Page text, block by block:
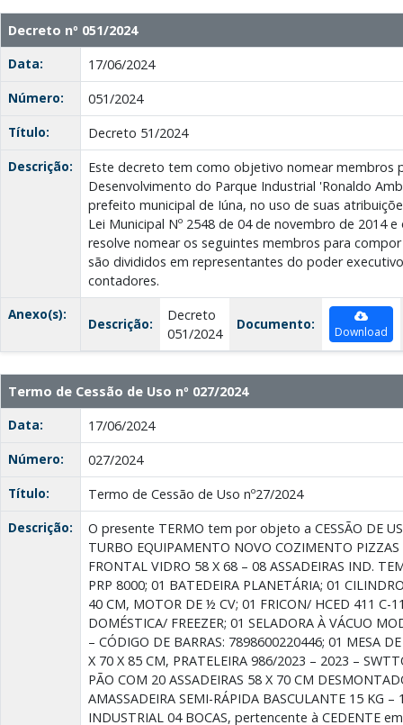
Decreto nº 051/2024
Data:
17/06/2024
Número:
051/2024
Título:
Decreto 51/2024
Descrição:
Este decreto tem como objetivo nomear membros
Desenvolvimento do Parque Industrial 'Ronaldo
prefeito municipal de Iúna, no uso de suas
Lei Municipal Nº 2548 de 04 de novembro de 2014
resolve nomear os seguintes membros para
são divididos em representantes do poder
contadores.
Anexo(s):
Descrição:
Decreto
051/2024
Documento: Download
Termo de Cessão de Uso nº 027/2024
Data:
17/06/2024
Número:
027/2024
Título:
Termo de Cessão de Uso nº27/2024
Descrição:
O presente TERMO tem por objeto a CESSÃO DE
TURBO EQUIPAMENTO NOVO COZIMENTO
FRONTAL VIDRO 58 X 68 – 08 ASSADEIRAS IND.
PRP 8000; 01 BATEDEIRA PLANETÁRIA; 01
40 CM, MOTOR DE ½ CV; 01 FRICON/ HCED 411 C-
DOMÉSTICA/ FREEZER; 01 SELADORA À VÁCUO
– CÓDIGO DE BARRAS: 7898600220446; 01 MESA
X 70 X 85 CM, PRATELEIRA 986/2023 – 2023 –
PÃO COM 20 ASSADEIRAS 58 X 70 CM
AMASSADEIRA SEMI-RÁPIDA BASCULANTE 15 KG –
INDUSTRIAL 04 BOCAS, pertencente à CEDENTE